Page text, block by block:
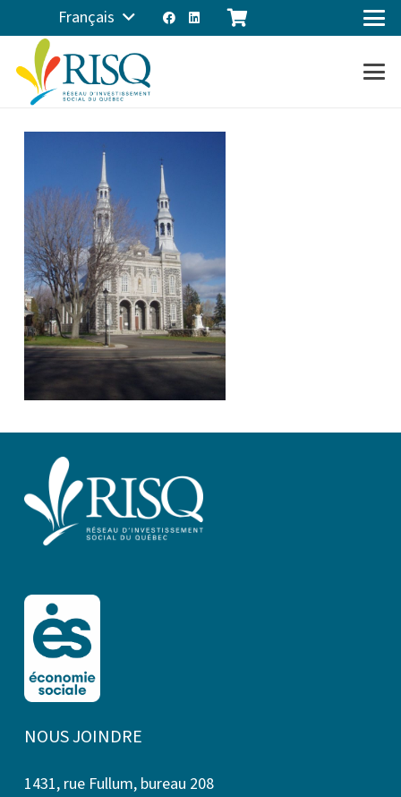
Français
NOUS JOINDRE
1431, rue Fullum, bureau 208